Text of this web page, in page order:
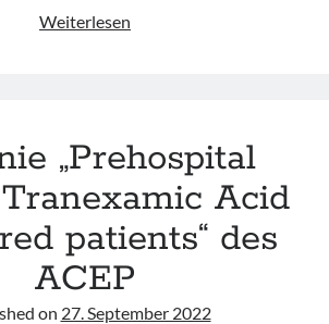
Weiterlesen
Acid
Trauma
Patients“
der
IAEM
„Prehospital
Acid
patients“ des
ACEP
on 27. September 2022